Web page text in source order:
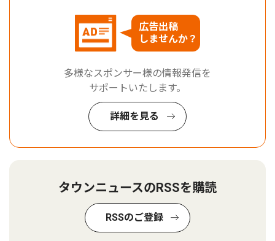
広告出稿
しませんか？
多様なスポンサー様の情報発信を
サポートいたします。
詳細を見る
タウンニュースのRSSを購読
RSSのご登録